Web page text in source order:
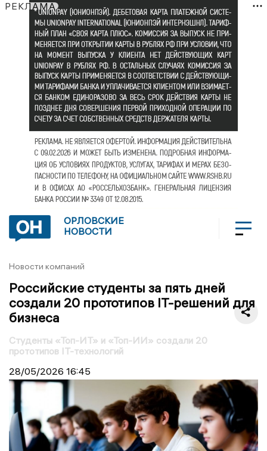
РЕКЛАМА
ОРЛОВСКИЕ
НОВОСТИ
Новости компаний
Российские студенты за пять дней
создали 20 прототипов IT-решений для
бизнеса
Студенты «Топ-ИТ» и «Топ-ИИ» создали 20
прототипов IT-технологий
28/05/2026 16:45